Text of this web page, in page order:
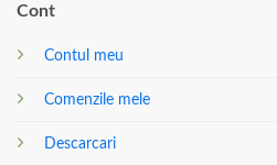
Cont
Contul meu
Comenzile mele
Descarcari